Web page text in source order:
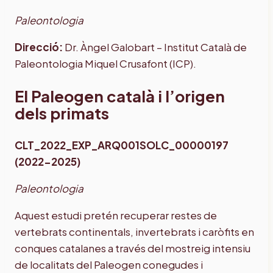
Paleontologia
Direcció: Dr. Àngel Galobart – Institut Català de
Paleontologia Miquel Crusafont (ICP).
El Paleogen català i l’origen
dels primats
CLT_2022_EXP_ARQ001SOLC_00000197
(2022-2025)
Paleontologia
Aquest estudi pretén recuperar restes de
vertebrats continentals, invertebrats i caròfits en
conques catalanes a través del mostreig intensiu
de localitats del Paleogen conegudes i